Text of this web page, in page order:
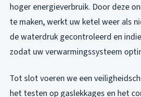
hoger energieverbruik. Door deze
te maken, werkt uw ketel weer als
de waterdruk gecontroleerd en
zodat uw verwarmingssysteem
Tot slot voeren we een
het testen op gaslekkages en het